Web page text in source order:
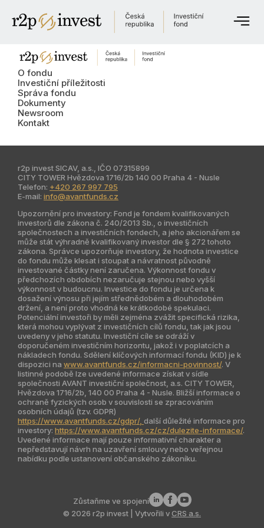
Investiční příležitosti
Správa fondu
Kontaktujte nás
English
Česky
Globální web
Singapur
Indie
Jižní Amerika
Kazachstán
O fondu
Investiční příležitosti
Správa fondu
Dokumenty
Newsroom
Kontakt
r2p invest SICAV, a.s., IČO 07315899
CITY TOWER Hvězdova 1716/2b 140 00 Praha 4 - Nusle
Telefon: +420 267 997 795
E-mail: info@avantfunds.cz
Upozornění pro investory: Fond je fondem kvalifikovaných
investorů dle zákona č. 240/2013 Sb., o investičních
společnostech a investičních fondech, a jeho akcionářem se
může stát výhradně kvalifikovaný investor dle § 272 tohoto
zákona. Správce upozorňuje investory, že hodnota investice
do fondu může klesat i stoupat a návratnost původně
investované částky není zaručena. Výkonnost fondu v
předchozích obdobích nezaručuje stejnou nebo vyšší
výkonnost v budoucnu. Investice do fondu je určena k
dosažení výnosu při jejím střednědobém a dlouhodobém
držení, a není proto vhodná ke krátkodobé spekulaci.
Potenciální investoři by měli zejména zvážit specifická rizika,
která mohou vyplývat z investičních cílů fondu, tak jak jsou
uvedeny v jeho statutu. Investiční cíle se odráží v
doporučeném investičním horizontu, jakož i v poplatcích a
nákladech fondu. Sdělení klíčových informací fondu (KID) je k
dispozici na www.avantfunds.cz/informacni-povinnost/. V
listinné podobě lze uvedené informace získat v sídle
společnosti AVANT investiční společnost, a.s. CITY TOWER,
Hvězdova 1716/2b, 140 00 Praha 4 - Nusle. Bližší informace o
ochraně fyzických osob v souvislosti se zpracováním
osobních údajů (tzv. GDPR)
https://www.avantfunds.cz/gdpr/, další důležité informace pro
investory: https://www.avantfunds.cz/cz/dulezite-informace/.
Uvedené informace mají pouze informativní charakter a
nepředstavují návrh na uzavření smlouvy nebo veřejnou
nabídku podle ustanovení občanského zákoníku.
© 2026 r2p invest | Vytvořili vCRS a.s.
Zůstaňme ve spojení